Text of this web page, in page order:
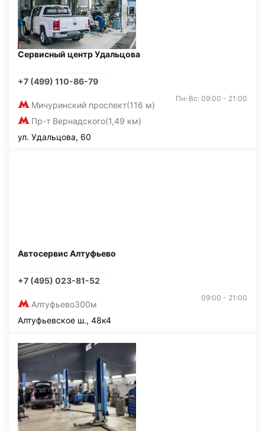
Сервисный центр Удальцова
+7 (499) 110-86-79
Мичуринский проспект(116 м)
Пр-т Вернадского(1,49 км)
Пн-Вс: 09:00 - 21:00
ул. Удальцова, 60
Автосервис Алтуфьево
+7 (495) 023-81-52
Алтуфьево300м
09:00 - 21:00
Алтуфьевское ш., 48к4